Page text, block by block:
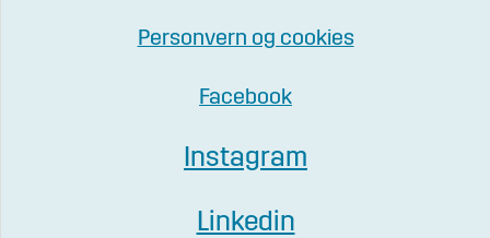
Personvern og cookies
Facebook
Instagram
Linkedin